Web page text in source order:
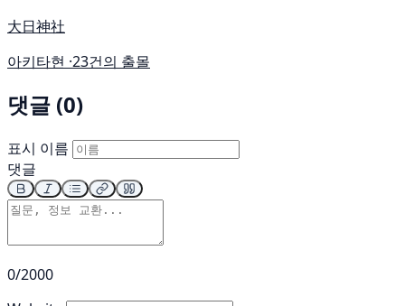
大日神社
아키타현 ·23건의 출몰
댓글 (0)
표시 이름
댓글
0/2000